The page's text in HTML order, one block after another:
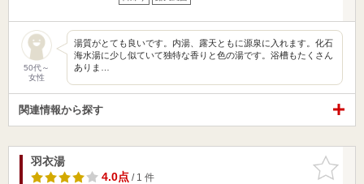
50代～
女性
湯質がとても良いです。内湯、露天ともに源泉に入れます。化石
海水湯に少し似ていて独特な香りと色の湯です。浴槽もたくさん
ありま…
関連情報から探す
お気に入
りに追加
羽衣湯
4.0点/ 1 件